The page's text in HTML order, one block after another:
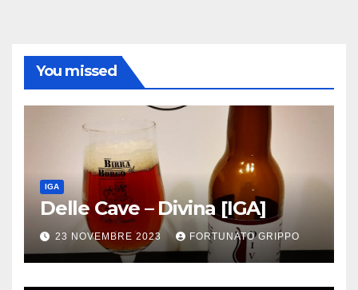
You missed
IGA
Delle Cave – Divina [IGA]
23 NOVEMBRE 2023 FORTUNATO GRIPPO